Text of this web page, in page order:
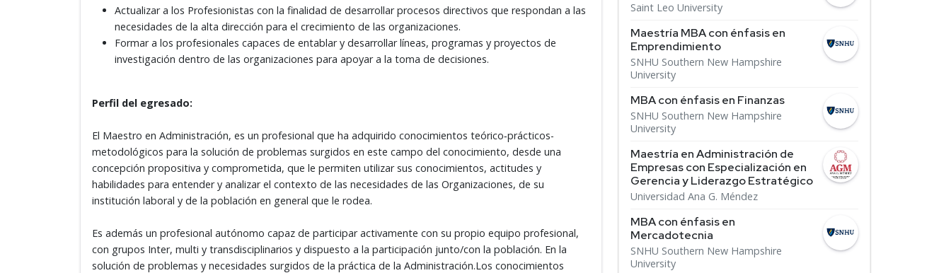
Actualizar a los Profesionistas con la finalidad de desarrollar procesos directivos que respondan a las
necesidades de la alta dirección para el crecimiento de las organizaciones.
Formar a los profesionales capaces de entablar y desarrollar líneas, programas y proyectos de
investigación dentro de las organizaciones para apoyar a la toma de decisiones.
Perfil del egresado:
El Maestro en Administración, es un profesional que ha adquirido conocimientos teórico‑prácticos­
metodológicos para la solución de problemas surgidos en este campo del conocimiento, desde una
concepción propositiva y comprometida, que le permiten utilizar sus conocimientos, actitudes y
habilidades para entender y analizar el contexto de las necesidades de las Organizaciones, de su
institución laboral y de la población en general que le rodea.
Es además un profesional autónomo capaz de participar activamente con su propio equipo profesional,
con grupos Inter, multi y transdisciplinarios y dispuesto a la participación junto/con la población. En la
solución de problemas y necesidades surgidos de la práctica de la Administración.Los conocimientos
Saint Leo University
Maestría MBA con énfasis en
Emprendimiento
SNHU Southern New Hampshire
University
MBA con énfasis en Finanzas
SNHU Southern New Hampshire
University
Maestría en Administración de
Empresas con Especialización en
Gerencia y Liderazgo Estratégico
Universidad Ana G. Méndez
MBA con énfasis en
Mercadotecnia
SNHU Southern New Hampshire
University